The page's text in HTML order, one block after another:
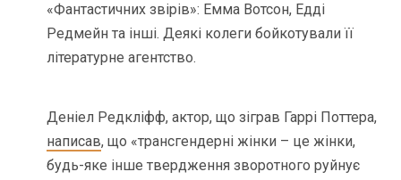
«Фантастичних звірів»: Емма Вотсон, Едді
Редмейн та інші. Деякі колеги бойкотували її
літературне агентство.
Деніел Редкліфф, актор, що зіграв Гаррі Поттера,
написав, що «трансгендерні жінки – це жінки,
будь-яке інше твердження зворотного руйнує